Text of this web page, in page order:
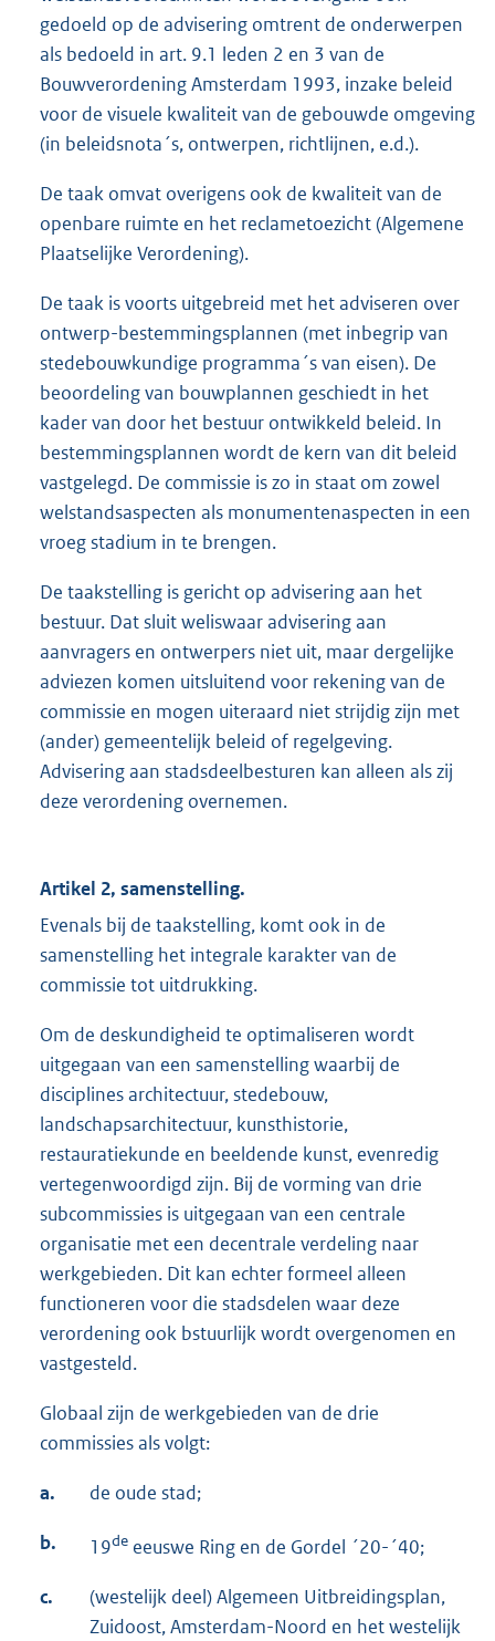
gedoeld op de advisering omtrent de onderwerpen
als bedoeld in art. 9.1 leden 2 en 3 van de
Bouwverordening Amsterdam 1993, inzake beleid
voor de visuele kwaliteit van de gebouwde omgeving
(in beleidsnota´s, ontwerpen, richtlijnen, e.d.).
De taak omvat overigens ook de kwaliteit van de
openbare ruimte en het reclametoezicht (Algemene
Plaatselijke Verordening).
De taak is voorts uitgebreid met het adviseren over
ontwerp-bestemmingsplannen (met inbegrip van
stedebouwkundige programma´s van eisen). De
beoordeling van bouwplannen geschiedt in het
kader van door het bestuur ontwikkeld beleid. In
bestemmingsplannen wordt de kern van dit beleid
vastgelegd. De commissie is zo in staat om zowel
welstandsaspecten als monumentenaspecten in een
vroeg stadium in te brengen.
De taakstelling is gericht op advisering aan het
bestuur. Dat sluit weliswaar advisering aan
aanvragers en ontwerpers niet uit, maar dergelijke
adviezen komen uitsluitend voor rekening van de
commissie en mogen uiteraard niet strijdig zijn met
(ander) gemeentelijk beleid of regelgeving.
Advisering aan stadsdeelbesturen kan alleen als zij
deze verordening overnemen.
Artikel 2, samenstelling.
Evenals bij de taakstelling, komt ook in de
samenstelling het integrale karakter van de
commissie tot uitdrukking.
Om de deskundigheid te optimaliseren wordt
uitgegaan van een samenstelling waarbij de
disciplines architectuur, stedebouw,
landschapsarchitectuur, kunsthistorie,
restauratiekunde en beeldende kunst, evenredig
vertegenwoordigd zijn. Bij de vorming van drie
subcommissies is uitgegaan van een centrale
organisatie met een decentrale verdeling naar
werkgebieden. Dit kan echter formeel alleen
functioneren voor die stadsdelen waar deze
verordening ook bstuurlijk wordt overgenomen en
vastgesteld.
Globaal zijn de werkgebieden van de drie
commissies als volgt:
a. de oude stad;
b. 19de eeuswe Ring en de Gordel ´20-´40;
c.
(westelijk deel) Algemeen Uitbreidingsplan,
Zuidoost, Amsterdam-Noord en het westelijk